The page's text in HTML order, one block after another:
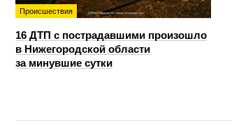
Происшествия
16 ДТП с пострадавшими произошло
в Нижегородской области
за минувшие сутки